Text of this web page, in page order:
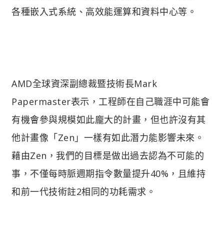
各種嵌入式系統、高效能運算和資料中心等。
AMD全球資深副總裁暨技術長Mark
Papermaster表示，工程師在自己職涯中可能會
有機會參與規模如此龐大的計畫，但也許沒有其
他計畫像「Zen」一樣有如此潛力能影響未來。
藉由Zen，我們的目標是做出過去認為不可能的
事，不僅每時脈週期指令數量提升40%，且維持
和前一代技術註2相同的功耗需求。